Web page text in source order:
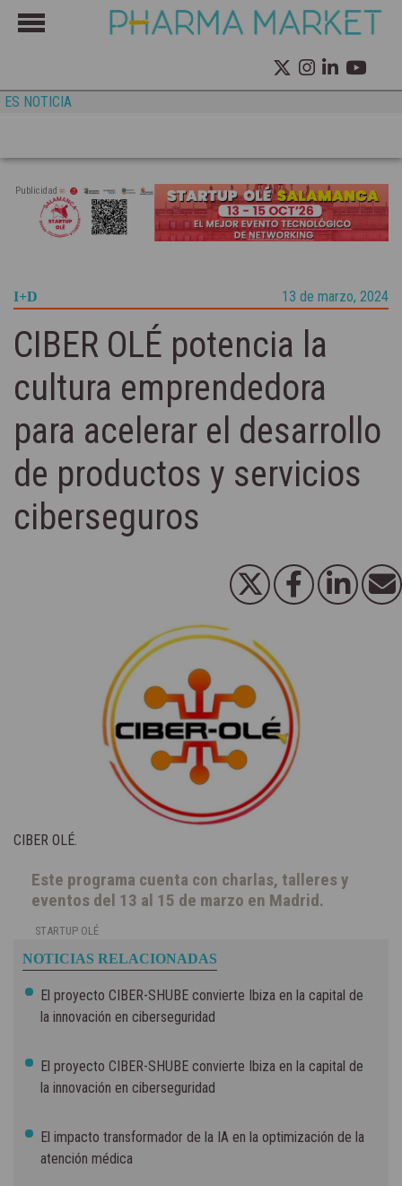
ES NOTICIA
Publicidad
I+D 13 de marzo, 2024
CIBER OLÉ potencia la
cultura emprendedora
para acelerar el desarrollo
de productos y servicios
ciberseguros
CIBER OLÉ.
Este programa cuenta con charlas, talleres y
eventos del 13 al 15 de marzo en Madrid.
STARTUP OLÉ
NOTICIAS RELACIONADAS
El proyecto CIBER-SHUBE convierte Ibiza en la capital de
la innovación en ciberseguridad
El proyecto CIBER-SHUBE convierte Ibiza en la capital de
la innovación en ciberseguridad
El impacto transformador de la IA en la optimización de la
atención médica